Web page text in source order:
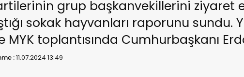
grup başkanvekillerini ziyaret
sokak hayvanları raporunu
toplantısında Cumhurbaşkanı
:11.07.2024 13:49